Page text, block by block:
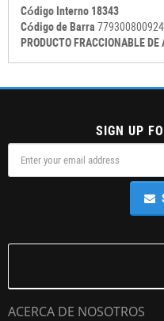
Código Interno 18343
Código de Barra
PRODUCTO FRACCIONABLE DE
SIGN UP
ACERCA DE NOSOTROS